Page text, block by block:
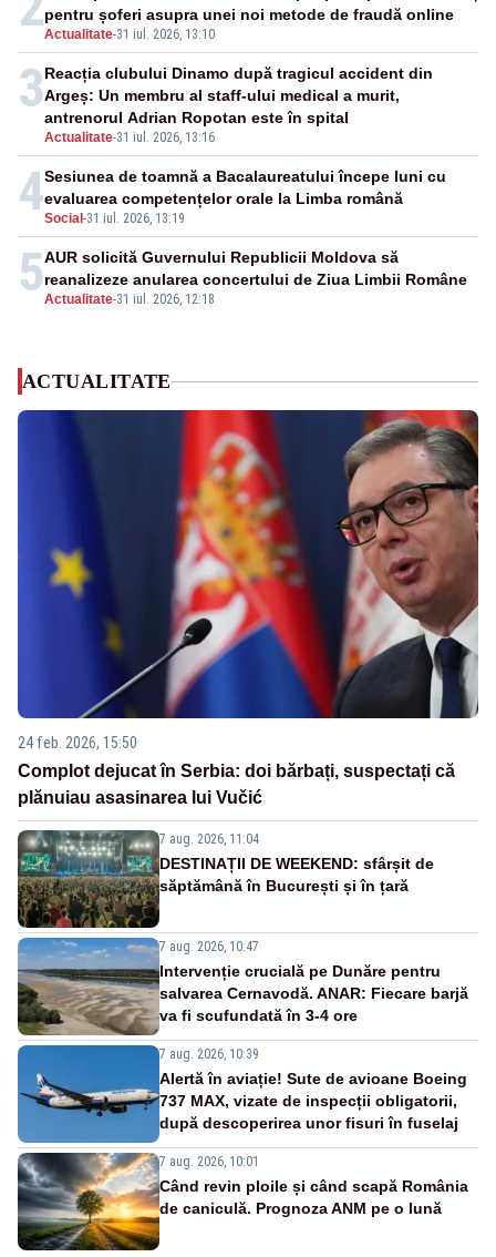
Actualitate-31 iul. 2026, 13:10
pentru șoferi asupra unei noi metode de fraudă online
3
Actualitate-31 iul. 2026, 13:16
Reacția clubului Dinamo după tragicul accident din
Argeș: Un membru al staff-ului medical a murit,
antrenorul Adrian Ropotan este în spital
4Social -31 iul. 2026, 13:19
Sesiunea de toamnă a Bacalaureatului începe luni cu
evaluarea competențelor orale la Limba română
5Actualitate-31 iul. 2026, 12:18
AUR solicită Guvernului Republicii Moldova să
reanalizeze anularea concertului de Ziua Limbii Române
ACTUALITATE
24 feb. 2026, 15:50
Complot dejucat în Serbia: doi bărbați, suspectați că
plănuiau asasinarea lui Vučić
7 aug. 2026, 11:04
DESTINAȚII DE WEEKEND: sfârșit de
săptămână în București și în țară
7 aug. 2026, 10:47
Intervenție crucială pe Dunăre pentru
salvarea Cernavodă. ANAR: Fiecare barjă
va fi scufundată în 3-4 ore
7 aug. 2026, 10:39
Alertă în aviație! Sute de avioane Boeing
737 MAX, vizate de inspecții obligatorii,
după descoperirea unor fisuri în fuselaj
7 aug. 2026, 10:01
Când revin ploile și când scapă România
de caniculă. Prognoza ANM pe o lună